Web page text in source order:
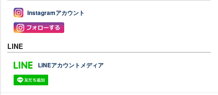
Instagramアカウント
LINE
LINEアカウントメディア